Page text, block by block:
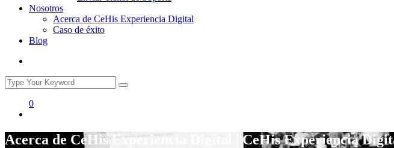
Nosotros
Acerca de CeHis Experiencia Digital
Caso de éxito
Blog
0
Acerca de CeHis Experiencia Digital | CeHis Experiencia